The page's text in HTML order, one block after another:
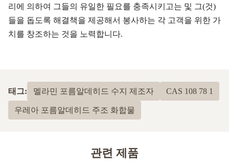
리에 의하여 그들의 유일한 필요를 충족시키고는 및 그(것)
들을 돕도록 해결책을 제공해서 봉사하는 각 고객을 위한 가
치를 창조하는 것을 노력합니다.
태그: 멜라민 포름알데히드 수지 제조자 CAS 108 78 1
우레아 포름알데히드 주조 화합물
관련 제품